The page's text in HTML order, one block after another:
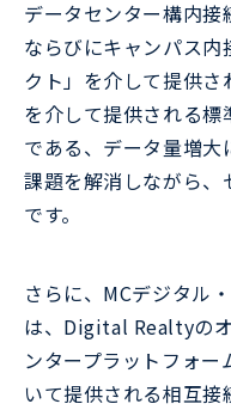
データセンター構内接
ならびにキャンパス
クト」を介して提供
を介して提供される
である、データ量増
課題を解消しながら
です。
さらに、MCデジタル
は、Digital Realtyの
ンタープラットフォー
いて提供される相互接